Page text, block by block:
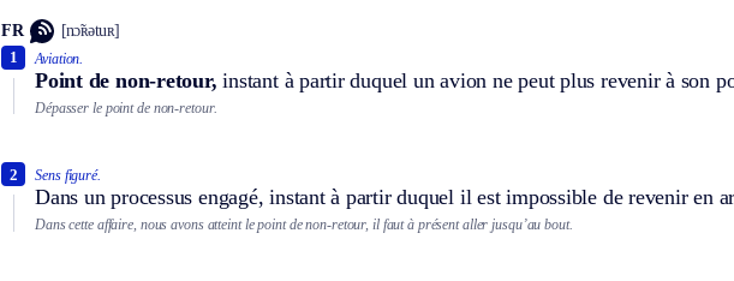
FR [nɔ̃ʀətuʀ]
Aviation.
Point de non-retour, instant à partir duquel un avion ne peut plus revenir à son
1
Dépasser le point de non-retour.
Sens figuré.
Dans un processus engagé, instant à partir duquel il est impossible de revenir en
2
Dans cette affaire, nous avons atteint le point de non-retour, il faut à présent aller jusqu’au bout.